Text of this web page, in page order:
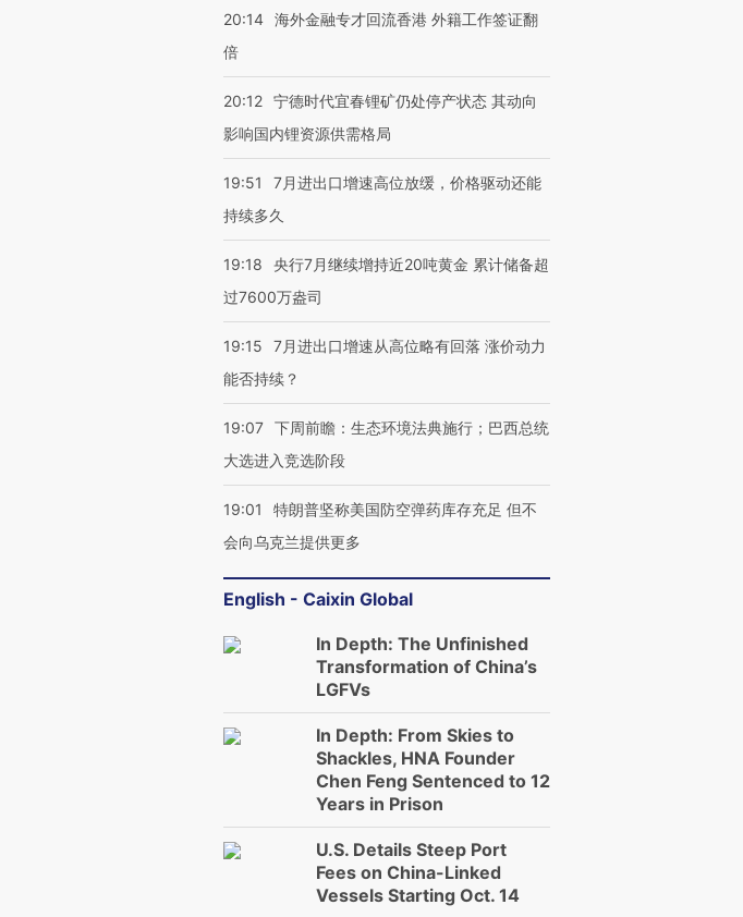
20:14 海外金融专才回流香港 外籍工作签证翻
倍
20:12 宁德时代宜春锂矿仍处停产状态 其动向
影响国内锂资源供需格局
19:51
7月进出口增速高位放缓，价格驱动还能
持续多久
19:18
央行7月继续增持近20吨黄金 累计储备超
过7600万盎司
19:15
7月进出口增速从高位略有回落 涨价动力
能否持续？
19:07 下周前瞻：生态环境法典施行；巴西总统
大选进入竞选阶段
19:01
特朗普坚称美国防空弹药库存充足 但不
会向乌克兰提供更多
English - Caixin Global
In Depth: The Unfinished
Transformation of China’s
LGFVs
In Depth: From Skies to
Shackles, HNA Founder
Chen Feng Sentenced to 12
Years in Prison
U.S. Details Steep Port
Fees on China-Linked
Vessels Starting Oct. 14